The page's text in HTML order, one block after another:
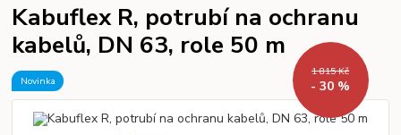
Kabuflex R, potrubí na ochranu
kabelů, DN 63, role 50 m
Novinka
1 815 Kč
- 30 %